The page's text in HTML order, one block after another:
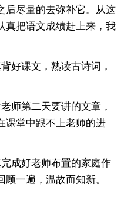
后尽量的去弥补它。从这
真把语文成绩赶上来，我
好课文，熟读古诗词，
师第二天要讲的文章，
课堂中跟不上老师的进
成好老师布置的家庭作
一遍，温故而知新。